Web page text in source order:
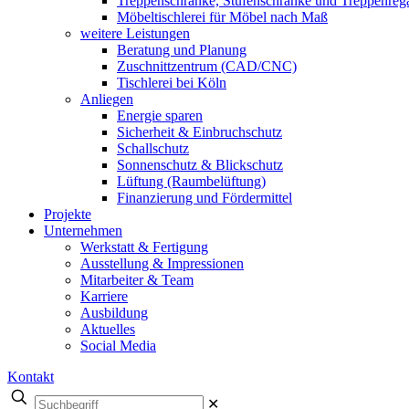
Möbeltischlerei für Möbel nach Maß
weitere Leistungen
Beratung und Planung
Zuschnittzentrum (CAD/CNC)
Tischlerei bei Köln
Anliegen
Energie sparen
Sicherheit & Einbruchschutz
Schallschutz
Sonnenschutz & Blickschutz
Lüftung (Raumbelüftung)
Finanzierung und Fördermittel
Projekte
Unternehmen
Werkstatt & Fertigung
Ausstellung & Impressionen
Mitarbeiter & Team
Karriere
Ausbildung
Aktuelles
Social Media
Kontakt
✕